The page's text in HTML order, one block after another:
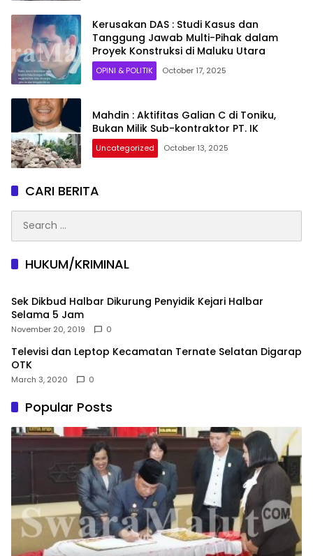
Kerusakan DAS : Studi Kasus dan
Tanggung Jawab Multi-Pihak dalam
Proyek Konstruksi di Maluku Utara
OPINI & POLITIK October 17, 2025
Mahdin : Aktifitas Galian C di Toniku,
Bukan Milik Sub-kontraktor PT. IK
Uncategorized October 13, 2025
CARI BERITA
for:
HUKUM/KRIMINAL
Sek Dikbud Halbar Dikurung Penyidik Kejari Halbar
Selama 5 Jam
November 20, 2019 0
Televisi dan Leptop Kecamatan Ternate Selatan Digarap
OTK
March 3, 2020 0
Popular Posts